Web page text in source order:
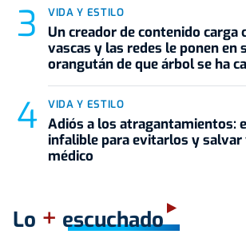
VIDA Y ESTILO
Un creador de contenido carga
vascas y las redes le ponen en
orangután de que árbol se ha
VIDA Y ESTILO
Adiós a los atragantamientos:
infalible para evitarlos y salvar
médico
Lo + escuchado